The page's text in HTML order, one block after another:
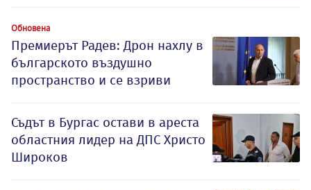
Обновена
Премиерът Радев: Дрон нахлу в
българското въздушно
пространство и се взриви
Съдът в Бургас остави в ареста
областния лидер на ДПС Христо
Широков